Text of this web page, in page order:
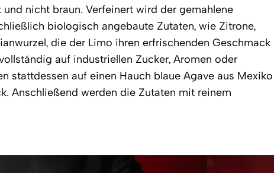
nicht braun. Verfeinert wird der gemahlene
biologisch angebaute Zutaten, wie Zitrone,
die der Limo ihren erfrischenden Geschmack
auf industriellen Zucker, Aromen oder
stattdessen auf einen Hauch blaue Agave aus Mexiko
Anschließend werden die Zutaten mit reinem